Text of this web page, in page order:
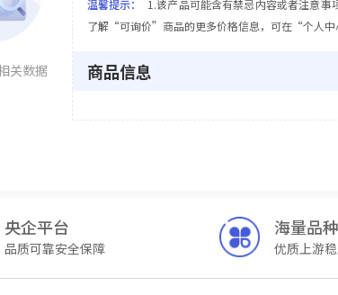
关数据
温馨提示：
1.该产品可能含有禁忌内容或者注意
了解“可询价”商品的更多价格信息，可在“个人
商品信息
央企平台
品质可靠安全保障
海量品种
优质上游